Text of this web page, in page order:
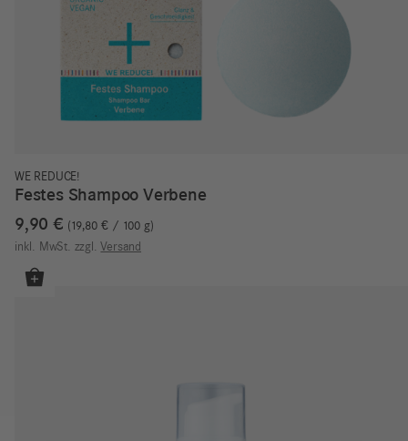
WE REDUCE!
Festes Shampoo Verbene
9,90 € 19,80€ / 100 g
inkl. MwSt. zzgl. Versand